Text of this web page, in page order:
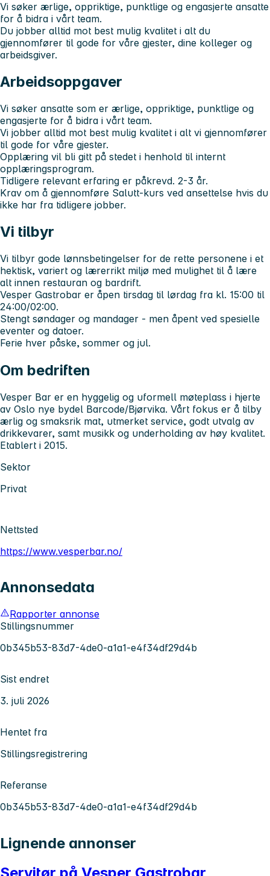
Vi søker ærlige, oppriktige, punktlige og engasjerte ansatte
for å bidra i vårt team.
Du jobber alltid mot best mulig kvalitet i alt du
gjennomfører til gode for våre gjester, dine kolleger og
arbeidsgiver.
Arbeidsoppgaver
Vi søker ansatte som er ærlige, oppriktige, punktlige og
engasjerte for å bidra i vårt team.
Vi jobber alltid mot best mulig kvalitet i alt vi gjennomfører
til gode for våre gjester.
Opplæring vil bli gitt på stedet i henhold til internt
opplæringsprogram.
Tidligere relevant erfaring er påkrevd. 2-3 år.
Krav om å gjennomføre Salutt-kurs ved ansettelse hvis du
ikke har fra tidligere jobber.
Vi tilbyr
Vi tilbyr gode lønnsbetingelser for de rette personene i et
hektisk, variert og lærerrikt miljø med mulighet til å lære
alt innen restauran og bardrift.
Vesper Gastrobar er åpen tirsdag til lørdag fra kl. 15:00 til
24:00/02:00.
Stengt søndager og mandager - men åpent ved spesielle
eventer og datoer.
Ferie hver påske, sommer og jul.
Om bedriften
Vesper Bar er en hyggelig og uformell møteplass i hjerte
av Oslo nye bydel Barcode/Bjørvika. Vårt fokus er å tilby
ærlig og smaksrik mat, utmerket service, godt utvalg av
drikkevarer, samt musikk og underholding av høy kvalitet.
Etablert i 2015.
Sektor
Privat
Nettsted
https://www.vesperbar.no/
Annonsedata
Rapporter annonse
Stillingsnummer
0b345b53-83d7-4de0-a1a1-e4f34df29d4b
Sist endret
3. juli 2026
Hentet fra
Stillingsregistrering
Referanse
0b345b53-83d7-4de0-a1a1-e4f34df29d4b
Lignende annonser